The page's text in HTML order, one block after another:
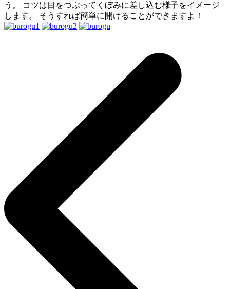
う。 コツは目をつぶってくぼみに差し込む様子をイメージ
します。 そうすれば簡単に開けることができますよ！